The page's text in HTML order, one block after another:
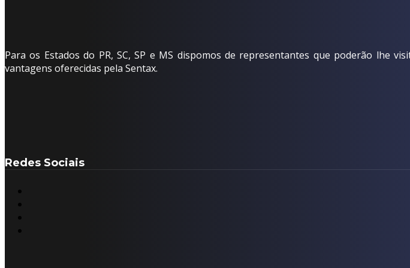
Para os Estados do PR, SC, SP e MS dispomos de representantes que poderão lhe
vantagens oferecidas pela Sentax.
Redes Sociais